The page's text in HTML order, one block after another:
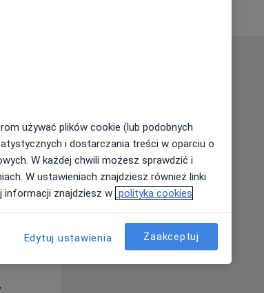
z
for
używać plików cookie (lub podobnych
i dostarczania treści w oparciu o
W każdej chwili możesz sprawdzić i
W ustawieniach znajdziesz również linki
informacji znajdziesz w polityka cookies
Edytuj ustawienia Zaakceptuj